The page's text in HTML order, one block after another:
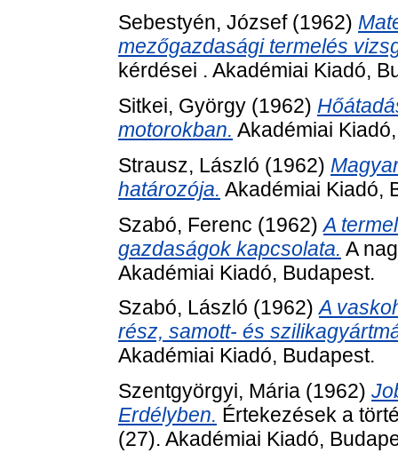
Sebestyén, József(1962)
mezőgazdasági termelés
kérdései . Akadémiai Kiadó,
Sitkei, György (1962)
motorokban. Akadémiai
Strausz, László (1962)
határozója. Akadémiai Kiadó,
Szabó, Ferenc (1962)A
gazdaságok kapcsolata. A
Akadémiai Kiadó, Budapest.
Szabó, László (1962)A
rész, samott- és
Akadémiai Kiadó, Budapest.
Szentgyörgyi, Mária (1962)
Erdélyben. Értekezések a
(27). Akadémiai Kiadó,